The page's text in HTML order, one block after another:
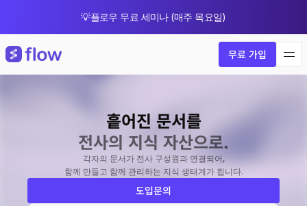
💡플로우 무료 세미나 (매주 목요일)
무료 가입
흩어진 문서를
전사의 지식 자산으로.
각자의 문서가 전사 구성원과 연결되어,
함께 만들고 함께 관리하는 지식 생태계가 됩니다.
도입문의